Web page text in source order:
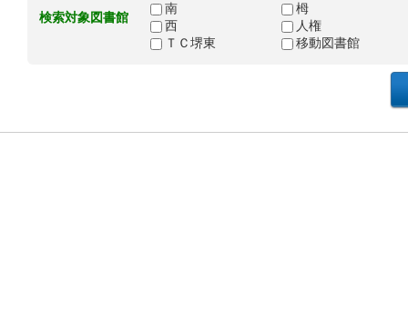
検索対象図書館
南
栂
西
人権
ＴＣ堺東
移動図書館